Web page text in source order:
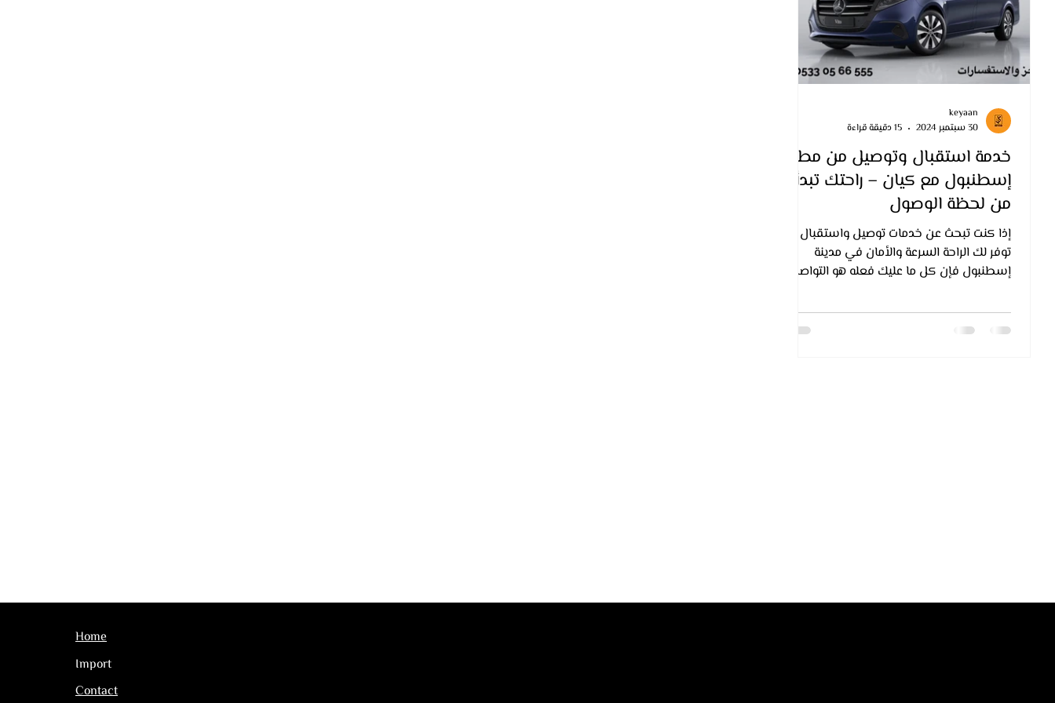
خدمة استقبال وتوصيل من مطار
إسطنبول مع كيان – راحتك تبدأ
من لحظة الوصول
إذا كنت تبحث عن خدمات توصيل واستقبال
توفر لك الراحة السرعة والأمان في مدينة
إسطنبول فإن كل ما عليك فعله هو التواصل
keyaan
30 سبتمبر 2024
15 دقيقة قراءة
Home
Import
Contact